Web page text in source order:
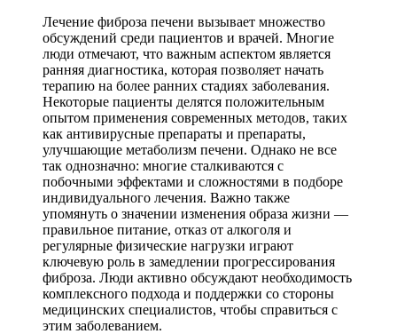
Лечение фиброза печени вызывает множество
обсуждений среди пациентов и врачей. Многие
люди отмечают, что важным аспектом является
ранняя диагностика, которая позволяет начать
терапию на более ранних стадиях заболевания.
Некоторые пациенты делятся положительным
опытом применения современных методов, таких
как антивирусные препараты и препараты,
улучшающие метаболизм печени. Однако не все
так однозначно: многие сталкиваются с
побочными эффектами и сложностями в подборе
индивидуального лечения. Важно также
упомянуть о значении изменения образа жизни —
правильное питание, отказ от алкоголя и
регулярные физические нагрузки играют
ключевую роль в замедлении прогрессирования
фиброза. Люди активно обсуждают необходимость
комплексного подхода и поддержки со стороны
медицинских специалистов, чтобы справиться с
этим заболеванием.